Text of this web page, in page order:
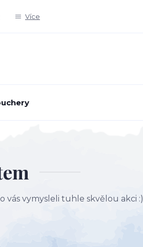
Více
vymysleli tuhle skvělou akci :)